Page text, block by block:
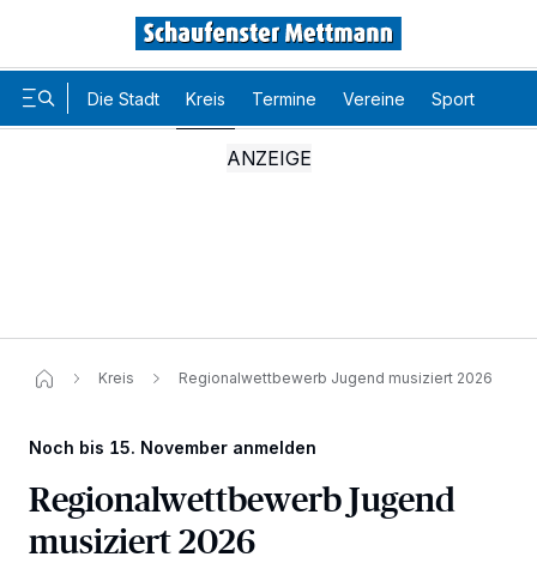
Die Stadt Kreis Termine Vereine Sport
Kreis Regionalwettbewerb Jugend musiziert 2026
Noch bis 15. November anmelden
Regionalwettbewerb Jugend
musiziert 2026